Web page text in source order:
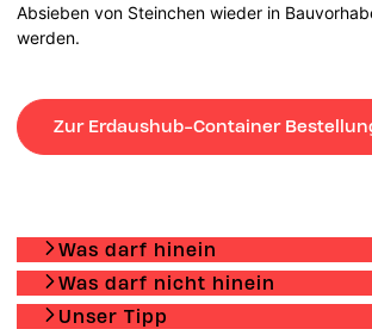
Absieben von Steinchen wieder in
werden.
Zur Erdaushub-Container
Was darf hinein
Was darf nicht hinein
Unser Tipp